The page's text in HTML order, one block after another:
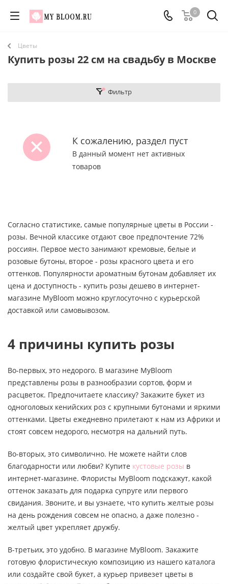
0
Цветы
Купить розы 22 см на свадьбу в Москве
Фильтр
К сожалению, раздел пуст
В данный момент нет активных
товаров
Согласно статистике, самые популярные цветы в России -
розы. Вечной классике отдают свое предпочтение 72%
россиян. Первое место занимают кремовые, белые и
розовые бутоны, второе - розы красного цвета и его
оттенков. Популярности ароматным бутонам добавляет их
цена и доступность - купить розы дешево в интернет-
магазине MyBloom можно круглосуточно с курьерской
доставкой или самовывозом.
4 причины купить розы
Во-первых, это недорого. В магазине MyBloom
представлены розы в разнообразии сортов, форм и
расцветок. Предпочитаете классику? Закажите букет из
одноголовых кенийских роз с крупными бутонами и яркими
оттенками. Цветы ежедневно прилетают к нам из Африки и
стоят совсем недорого, несмотря на дальний путь.
Во-вторых, это символично. Не можете найти слов
благодарности или любви? Купите кустовые розы в
интернет-магазине. Флористы MyBloom подскажут, какой
оттенок заказать для подарка супруге или первого
свидания. Звоните, и вы узнаете, что купить желтые розы
на день рождения совсем не опасно, а даже полезно -
желтый цвет укрепляет дружбу.
В-третьих, это удобно. В магазине MyBloom. Закажите
готовую флористическую композицию из нашего каталога
или создайте свой букет, а курьер привезет цветы в